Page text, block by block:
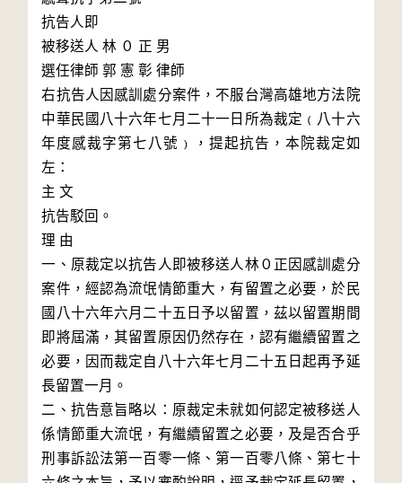
抗告人即
被移送人 林 ０ 正 男
選任律師 郭 憲 彰 律師
右抗告人因感訓處分案件，不服台灣高雄地方法院
中華民國八十六年七月二十一日所為裁定﹙八十六
年度感裁字第七八號﹚，提起抗告，本院裁定如
左：
主 文
抗告駁回。
理 由
一、原裁定以抗告人即被移送人林０正因感訓處分
案件，經認為流氓情節重大，有留置之必要，於民
國八十六年六月二十五日予以留置，茲以留置期間
即將屆滿，其留置原因仍然存在，認有繼續留置之
必要，因而裁定自八十六年七月二十五日起再予延
長留置一月。
二、抗告意旨略以：原裁定未就如何認定被移送人
係情節重大流氓，有繼續留置之必要，及是否合乎
刑事訴訟法第一百零一條、第一百零八條、第七十